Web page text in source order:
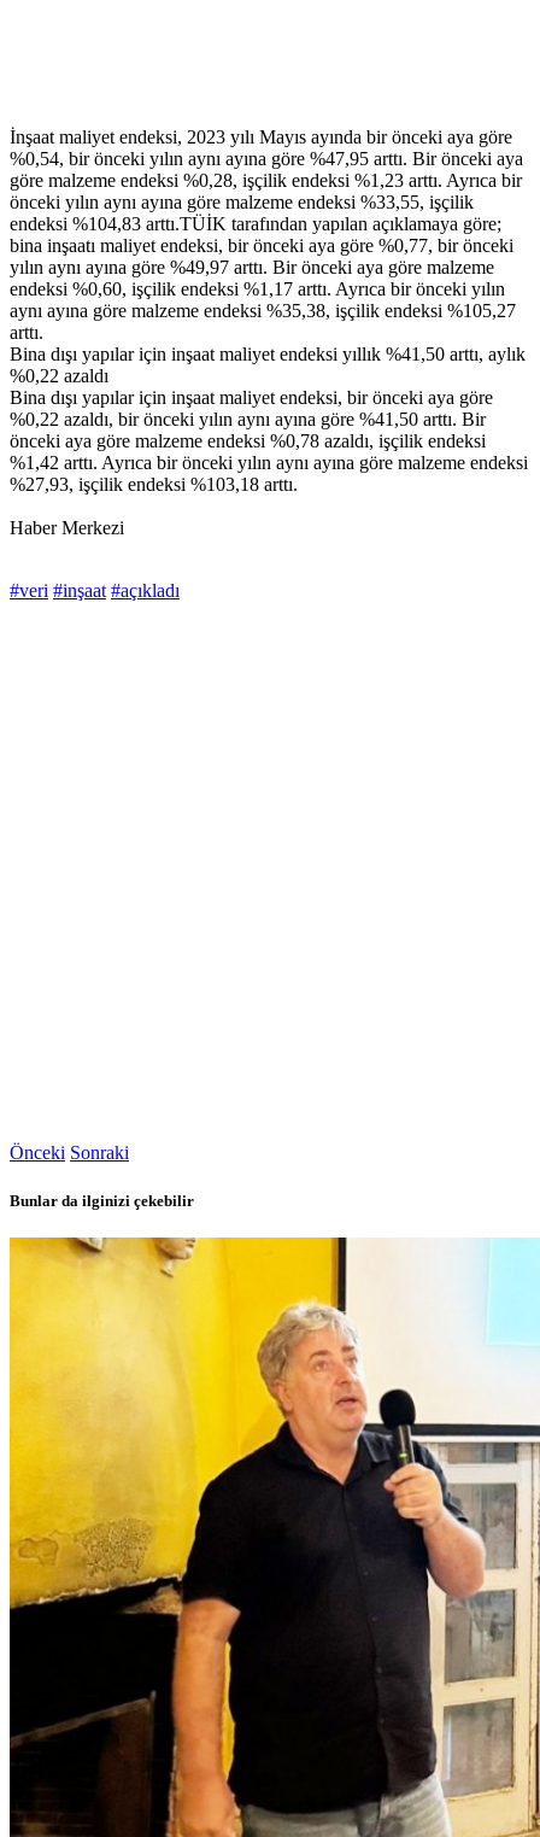
İnşaat maliyet endeksi, 2023 yılı Mayıs ayında bir önceki aya göre
%0,54, bir önceki yılın aynı ayına göre %47,95 arttı. Bir önceki aya
göre malzeme endeksi %0,28, işçilik endeksi %1,23 arttı. Ayrıca bir
önceki yılın aynı ayına göre malzeme endeksi %33,55, işçilik
endeksi %104,83 arttı.TÜİK tarafından yapılan açıklamaya göre;
bina inşaatı maliyet endeksi, bir önceki aya göre %0,77, bir önceki
yılın aynı ayına göre %49,97 arttı. Bir önceki aya göre malzeme
endeksi %0,60, işçilik endeksi %1,17 arttı. Ayrıca bir önceki yılın
aynı ayına göre malzeme endeksi %35,38, işçilik endeksi %105,27
arttı.
Bina dışı yapılar için inşaat maliyet endeksi yıllık %41,50 arttı, aylık
%0,22 azaldı
Bina dışı yapılar için inşaat maliyet endeksi, bir önceki aya göre
%0,22 azaldı, bir önceki yılın aynı ayına göre %41,50 arttı. Bir
önceki aya göre malzeme endeksi %0,78 azaldı, işçilik endeksi
%1,42 arttı. Ayrıca bir önceki yılın aynı ayına göre malzeme endeksi
%27,93, işçilik endeksi %103,18 arttı.
Haber Merkezi
#veri #inşaat #açıkladı
Önceki Sonraki
Bunlar da ilginizi çekebilir